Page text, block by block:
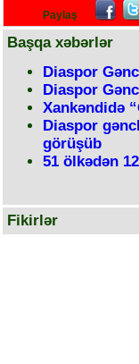
Paylaş
Başqa xəbərlər
Diaspor
Diaspor
Xankəndidə
Diaspor
görüşüb
51 ölkədən
Fikirlər